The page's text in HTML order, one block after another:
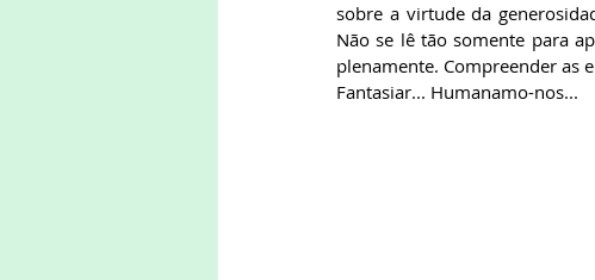
sobre a virtude da
Não se lê tão somente para
plenamente. Compreender as
Fantasiar... Humanamo-nos...